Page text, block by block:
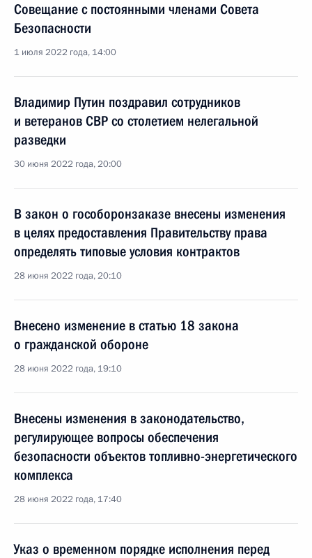
Совещание с постоянными членами Совета
Безопасности
1 июля 2022 года, 14:00
Владимир Путин поздравил сотрудников
и ветеранов СВР со столетием нелегальной
разведки
30 июня 2022 года, 20:00
В закон о гособоронзаказе внесены изменения
в целях предоставления Правительству права
определять типовые условия контрактов
28 июня 2022 года, 20:10
Внесено изменение в статью 18 закона
о гражданской обороне
28 июня 2022 года, 19:10
Внесены изменения в законодательство,
регулирующее вопросы обеспечения
безопасности объектов топливно-энергетического
комплекса
28 июня 2022 года, 17:40
Указ о временном порядке исполнения перед